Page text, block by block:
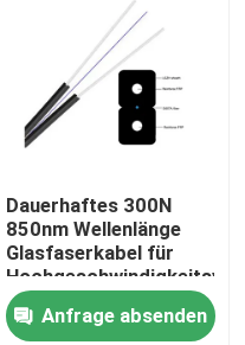
Dauerhaftes 300N
850nm Wellenlänge
Glasfaserkabel für
Anfrage absenden